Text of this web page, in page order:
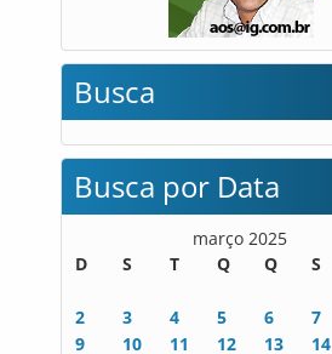
Busca
Busca por Data
março 2025
D
S T Q Q S
2
3 4 5 6 7
9
10 11 12 13 14